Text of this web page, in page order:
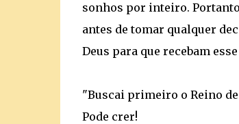
sonhos por inteiro.
antes de tomar qualquer
Deus para que recebam
"Buscai primeiro o Reino de
Pode crer!